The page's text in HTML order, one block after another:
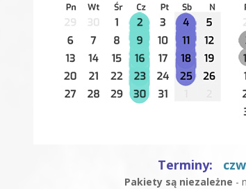
Terminy:
Pakiety są niezależne -